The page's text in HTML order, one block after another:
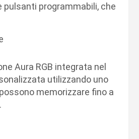
programmabili, che
Aura RGB integrata nel
utilizzando uno
memorizzare fino a